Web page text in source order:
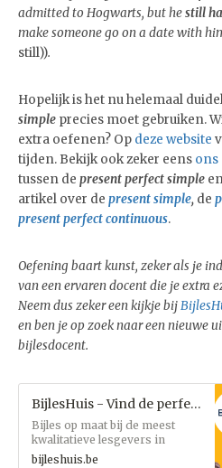
admitted to Hogwarts, but hestill
make someone go on a date with
still)).
Hopelijk is het nu helemaal
simple precies moet gebruiken.
extra oefenen? Op deze website
tijden. Bekijk ook zeker eens ons
tussen de present perfect simple
artikel over de present simple, de
present perfect continuous.
Oefening baart kunst, zeker als je
van een ervaren docent die je extra
Neem dus zeker een kijkje bij
en ben je op zoek naar een nieuwe
bijlesdocent.
BijlesHuis - Vind de perfecte lesgever
Bijles op maat bij de meest
kwalitatieve lesgevers in
Vlaanderen
bijleshuis.be